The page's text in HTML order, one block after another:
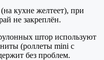
кухне желтеет), при
не закреплён.
штор используют
(роллеты mini с
без проблем.